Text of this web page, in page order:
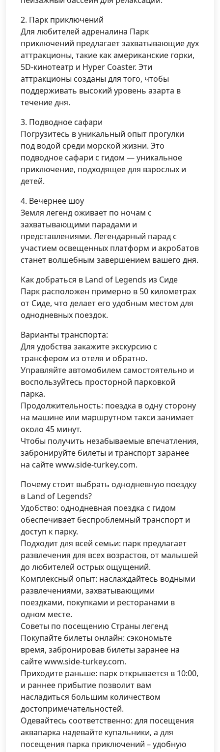
2. Парк приключений
Для любителей адреналина Парк
приключений предлагает захватывающие дух
аттракционы, такие как американские горки,
5D-кинотеатр и Hyper Coaster. Эти
аттракционы созданы для того, чтобы
поддерживать высокий уровень азарта в
течение дня.
3. Подводное сафари
Погрузитесь в уникальный опыт прогулки
под водой среди морской жизни. Это
подводное сафари с гидом — уникальное
приключение, подходящее для взрослых и
детей.
4. Вечернее шоу
Земля легенд оживает по ночам с
захватывающими парадами и
представлениями. Легендарный парад с
участием освещенных платформ и акробатов
станет волшебным завершением вашего дня.
Как добраться в Land of Legends из Сиде
Парк расположен примерно в 50 километрах
от Сиде, что делает его удобным местом для
однодневных поездок.
Варианты транспорта:
Для удобства закажите экскурсию с
трансфером из отеля и обратно.
Управляйте автомобилем самостоятельно и
воспользуйтесь просторной парковкой
парка.
Продолжительность: поездка в одну сторону
на машине или маршрутном такси занимает
около 45 минут.
Чтобы получить незабываемые впечатления,
забронируйте билеты и транспорт заранее
на сайте www.side-turkey.com.
Почему стоит выбрать однодневную поездку
в Land of Legends?
Удобство: однодневная поездка с гидом
обеспечивает беспроблемный транспорт и
доступ к парку.
Подходит для всей семьи: парк предлагает
развлечения для всех возрастов, от малышей
до любителей острых ощущений.
Комплексный опыт: наслаждайтесь водными
развлечениями, захватывающими
поездками, покупками и ресторанами в
одном месте.
Советы по посещению Страны легенд
Покупайте билеты онлайн: сэкономьте
время, забронировав билеты заранее на
сайте www.side-turkey.com.
Приходите раньше: парк открывается в 10:00,
и раннее прибытие позволит вам
насладиться большим количеством
достопримечательностей.
Одевайтесь соответственно: для посещения
аквапарка надевайте купальники, а для
посещения парка приключений – удобную